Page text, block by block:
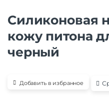
Силиконовая
кожу питона
черный
Добавить в избранное